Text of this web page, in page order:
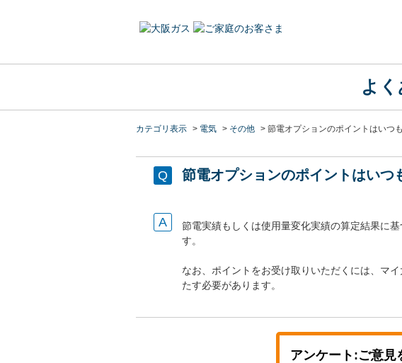
よ
カテゴリ表示 > 電気 > その他 > 節電オプションのポイントはいつ
節電オプションのポイントはいつ
節電実績もしくは使用量変化実績の算定結果に
す。
なお、ポイントをお受け取りいただくには、マ
たす必要があります。
アンケート:ご意見